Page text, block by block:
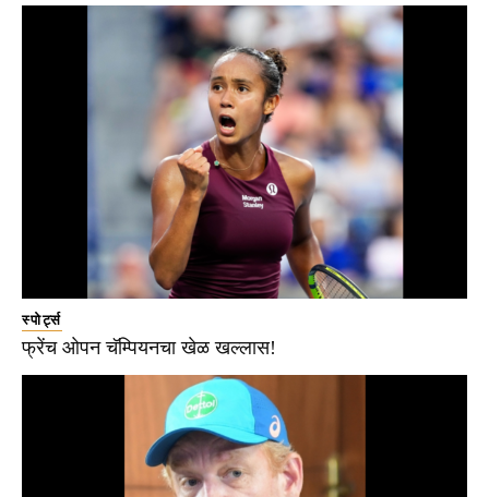
स्पोर्ट्स
फ्रेंच ओपन चॅम्पियनचा खेळ खल्लास!